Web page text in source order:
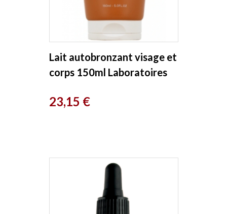
Lait autobronzant visage et
corps 150ml Laboratoires
Prix
23,15 €